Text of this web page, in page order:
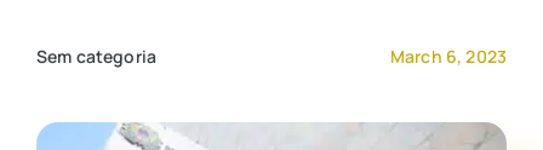
Sem categoria March 6, 2023